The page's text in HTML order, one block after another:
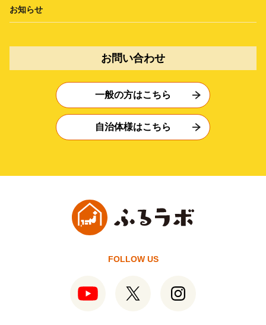
お知らせ
お問い合わせ
一般の方はこちら
自治体様はこちら
FOLLOW US